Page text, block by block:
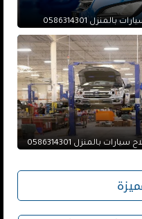
0586314301
بالمنزل 0586314301